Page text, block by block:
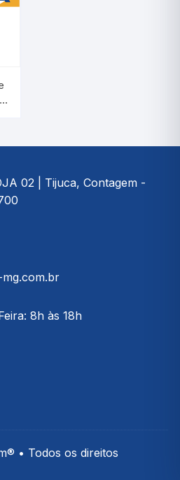
02 | Tijuca, Contagem -
8h às 18h
• Todos os direitos